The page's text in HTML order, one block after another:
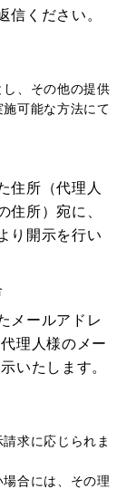
信ください。
、その他の提供
可能な方法にて
住所（代理人
住所）宛に、
り開示を行い
メールアドレ
理人様のメー
いたします。
求に応じられま
合には、その理